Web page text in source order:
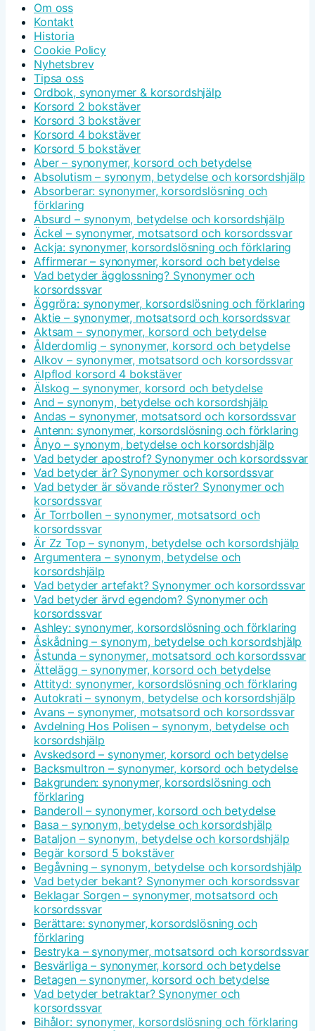
Om oss
Kontakt
Historia
Cookie Policy
Nyhetsbrev
Tipsa oss
Ordbok, synonymer & korsordshjälp
Korsord 2 bokstäver
Korsord 3 bokstäver
Korsord 4 bokstäver
Korsord 5 bokstäver
Aber – synonymer, korsord och betydelse
Absolutism – synonym, betydelse och korsordshjälp
Absorberar: synonymer, korsordslösning och
förklaring
Absurd – synonym, betydelse och korsordshjälp
Äckel – synonymer, motsatsord och korsordssvar
Ackja: synonymer, korsordslösning och förklaring
Affirmerar – synonymer, korsord och betydelse
Vad betyder ägglossning? Synonymer och
korsordssvar
Äggröra: synonymer, korsordslösning och förklaring
Aktie – synonymer, motsatsord och korsordssvar
Aktsam – synonymer, korsord och betydelse
Ålderdomlig – synonymer, korsord och betydelse
Alkov – synonymer, motsatsord och korsordssvar
Alpflod korsord 4 bokstäver
Älskog – synonymer, korsord och betydelse
And – synonym, betydelse och korsordshjälp
Andas – synonymer, motsatsord och korsordssvar
Antenn: synonymer, korsordslösning och förklaring
Ånyo – synonym, betydelse och korsordshjälp
Vad betyder apostrof? Synonymer och korsordssvar
Vad betyder är? Synonymer och korsordssvar
Vad betyder är sövande röster? Synonymer och
korsordssvar
Är Torrbollen – synonymer, motsatsord och
korsordssvar
Är Zz Top – synonym, betydelse och korsordshjälp
Argumentera – synonym, betydelse och
korsordshjälp
Vad betyder artefakt? Synonymer och korsordssvar
Vad betyder ärvd egendom? Synonymer och
korsordssvar
Ashley: synonymer, korsordslösning och förklaring
Åskådning – synonym, betydelse och korsordshjälp
Åstunda – synonymer, motsatsord och korsordssvar
Ättelägg – synonymer, korsord och betydelse
Attityd: synonymer, korsordslösning och förklaring
Autokrati – synonym, betydelse och korsordshjälp
Avans – synonymer, motsatsord och korsordssvar
Avdelning Hos Polisen – synonym, betydelse och
korsordshjälp
Avskedsord – synonymer, korsord och betydelse
Backsmultron – synonymer, korsord och betydelse
Bakgrunden: synonymer, korsordslösning och
förklaring
Banderoll – synonymer, korsord och betydelse
Basa – synonym, betydelse och korsordshjälp
Bataljon – synonym, betydelse och korsordshjälp
Begär korsord 5 bokstäver
Begåvning – synonym, betydelse och korsordshjälp
Vad betyder bekant? Synonymer och korsordssvar
Beklagar Sorgen – synonymer, motsatsord och
korsordssvar
Berättare: synonymer, korsordslösning och
förklaring
Bestryka – synonymer, motsatsord och korsordssvar
Besvärliga – synonymer, korsord och betydelse
Betagen – synonymer, korsord och betydelse
Vad betyder betraktar? Synonymer och
korsordssvar
Bihålor: synonymer, korsordslösning och förklaring